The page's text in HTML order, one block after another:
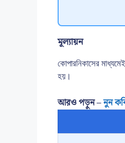
মূল্যায়ন
কোপারনিকাসের
হয়।
আরও পড়ুন –নুন